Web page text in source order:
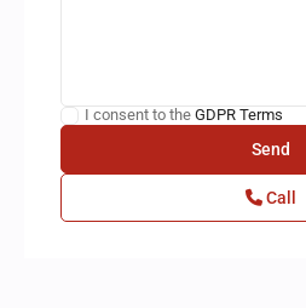
I consent to the GDPR Terms
Call